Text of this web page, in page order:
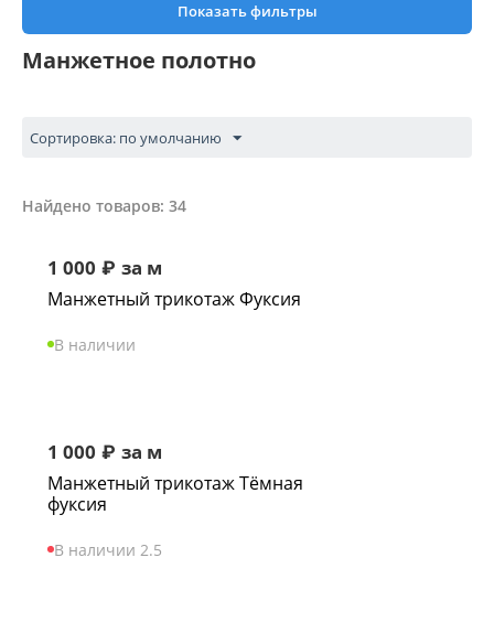
Показать фильтры
Манжетное полотно
Сортировка: по умолчанию
Найдено товаров: 34
1 000 ₽ за м
Манжетный трикотаж Фуксия
В наличии
1 000 ₽ за м
Манжетный трикотаж Тёмная
фуксия
В наличии 2.5